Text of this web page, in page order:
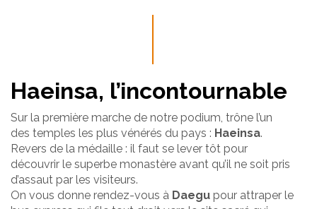
Haeinsa, l’incontournable
Sur la première marche de notre podium, trône l’un
des temples les plus vénérés du pays : Haeinsa.
Revers de la médaille : il faut se lever tôt pour
découvrir le superbe monastère avant qu’il ne soit pris
d’assaut par les visiteurs.
On vous donne rendez-vous à Daegu pour attraper le